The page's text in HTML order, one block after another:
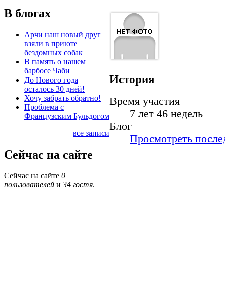
В блогах
Арчи наш новый друг
взяли в приюте
бездомных собак
В память о нашем
барбосе Чаби
До Нового года
осталось 30 дней!
Хочу забрать обратно!
Проблема с
Французским Бульдогом
все записи
Сейчас на сайте
Сейчас на сайте 0
пользователей и 34 гостя.
История
Время участия
7 лет 46 недель
Блог
Просмотреть